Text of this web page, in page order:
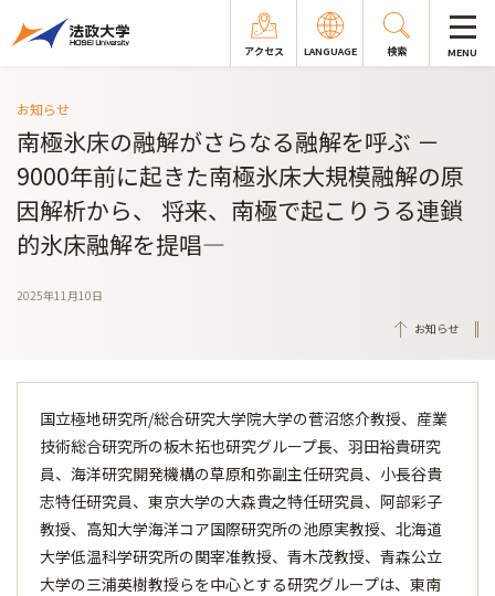
アクセス LANGUAGE 検索 MENU
お知らせ
南極氷床の融解がさらなる融解を呼ぶ －
9000年前に起きた南極氷床大規模融解の原
因解析から、 将来、南極で起こりうる連鎖
的氷床融解を提唱―
2025年11月10日
お知らせ
国立極地研究所/総合研究大学院大学の菅沼悠介教授、産業
技術総合研究所の板木拓也研究グループ長、羽田裕貴研究
員、海洋研究開発機構の草原和弥副主任研究員、小長谷貴
志特任研究員、東京大学の大森貴之特任研究員、阿部彩子
教授、高知大学海洋コア国際研究所の池原実教授、北海道
大学低温科学研究所の関宰准教授、青木茂教授、青森公立
大学の三浦英樹教授らを中心とする研究グループは、東南